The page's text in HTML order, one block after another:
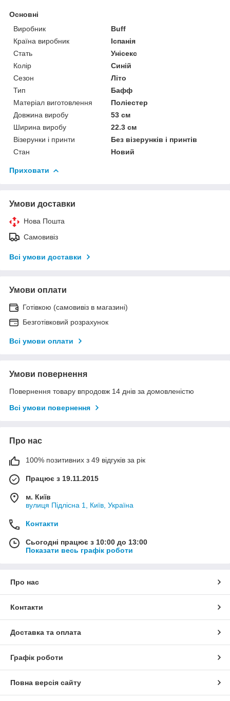
Основні
Виробник
Buff
Країна виробник
Іспанія
Стать
Унісекс
Колір
Синій
Сезон
Літо
Тип
Бафф
Матеріал виготовлення
Поліестер
Довжина виробу
53 см
Ширина виробу
22.3 см
Візерунки і принти
Без візерунків і принтів
Стан
Новий
Приховати
Умови доставки
Нова Пошта
Самовивіз
Всі умови доставки
Умови оплати
Готівкою (самовивіз в магазині)
Безготівковий розрахунок
Всі умови оплати
Умови повернення
Повернення товару впродовж 14 днів за домовленістю
Всі умови повернення
Про нас
100% позитивних з 49 відгуків за рік
Працює з 19.11.2015
м. Київ
вулиця Підлісна 1, Київ, Україна
Контакти
Сьогодні працює з 10:00 до 13:00
Показати весь графік роботи
Про нас
Контакти
Доставка та оплата
Графік роботи
Повна версія сайту